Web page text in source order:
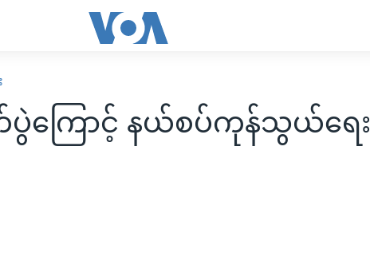
ကြောင့် နယ်စပ်ကုန်သွယ်ရေး